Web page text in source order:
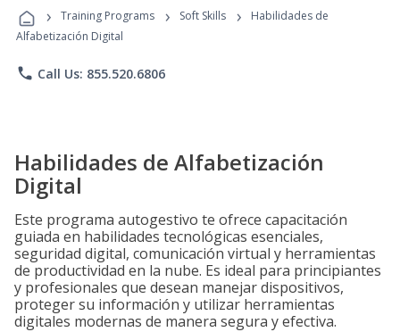
Programs
› Training Programs › Soft Skills ›
Habilidades de
Alfabetización Digital
phone Call Us: 855.520.6806
Habilidades de Alfabetización
Digital
Este programa autogestivo te ofrece capacitación
guiada en habilidades tecnológicas esenciales,
seguridad digital, comunicación virtual y herramientas
de productividad en la nube. Es ideal para principiantes
y profesionales que desean manejar dispositivos,
proteger su información y utilizar herramientas
digitales modernas de manera segura y efectiva.